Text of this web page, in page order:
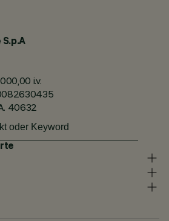
i.v.
40632